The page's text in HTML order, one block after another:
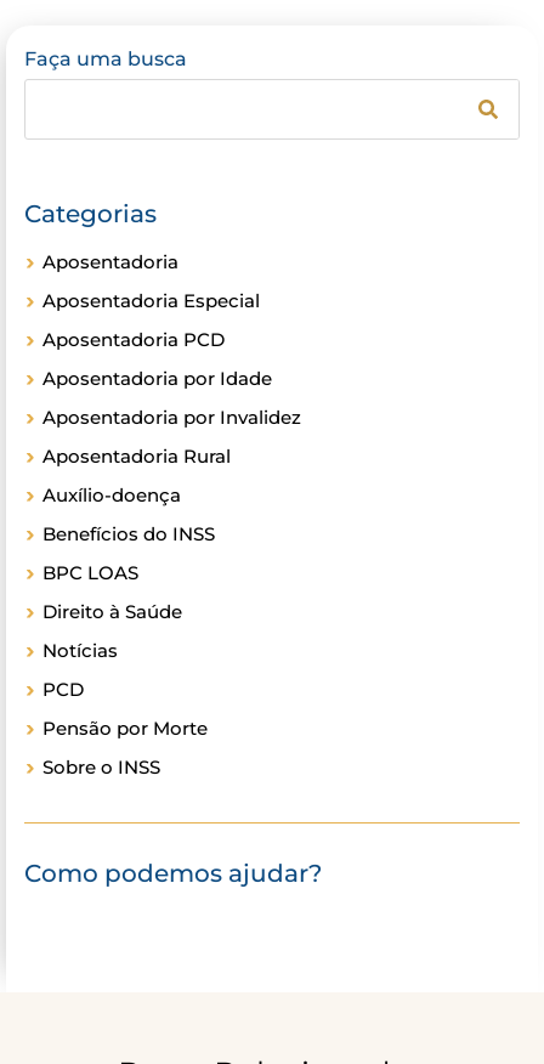
Faça uma busca
Categorias
Aposentadoria
Aposentadoria Especial
Aposentadoria PCD
Aposentadoria por Idade
Aposentadoria por Invalidez
Aposentadoria Rural
Auxílio-doença
Benefícios do INSS
BPC LOAS
Direito à Saúde
Notícias
PCD
Pensão por Morte
Sobre o INSS
Como podemos ajudar?